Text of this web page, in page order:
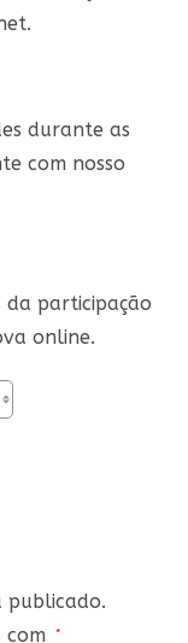
durante as
com nosso
participação
online.
publicado.
com
*